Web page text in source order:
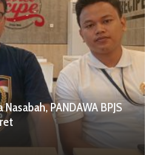
PANDAWA BPJS